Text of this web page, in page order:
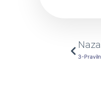
Prev
3-